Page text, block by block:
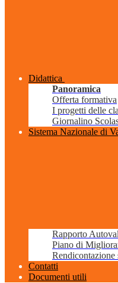
Didattica
Panoramica
Offerta formativa
I progetti delle
Giornalino
Sistema Nazionale di
Rapporto
Piano di
Rendicontazione
Contatti
Documenti utili